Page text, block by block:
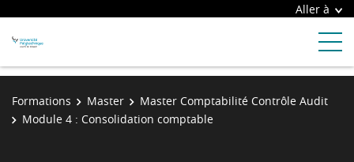
Aller à
Formations Master
Master Comptabilité Contrôle Audit
Module 4 : Consolidation comptable